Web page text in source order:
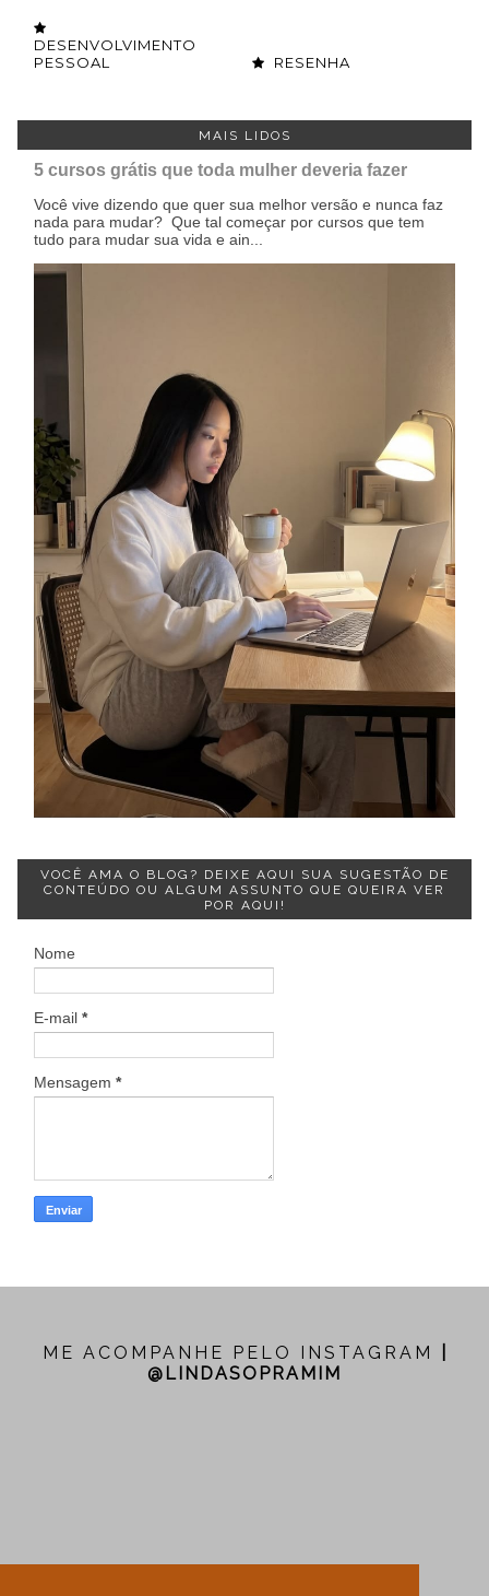
DESENVOLVIMENTO
PESSOAL
RESENHA
MAIS LIDOS
5 cursos grátis que toda mulher deveria fazer
Você vive dizendo que quer sua melhor versão e nunca faz
nada para mudar? Que tal começar por cursos que tem
tudo para mudar sua vida e ain...
VOCÊ AMA O BLOG? DEIXE AQUI SUA SUGESTÃO DE
CONTEÚDO OU ALGUM ASSUNTO QUE QUEIRA VER
POR AQUI!
Nome
E-mail *
Mensagem *
ME ACOMPANHE PELO INSTAGRAM
@LINDASOPRAMIM